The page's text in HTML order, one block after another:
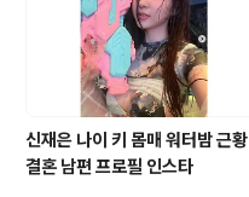
신재은 나이 키 몸매 워터밤 근황
결혼 남편 프로필 인스타